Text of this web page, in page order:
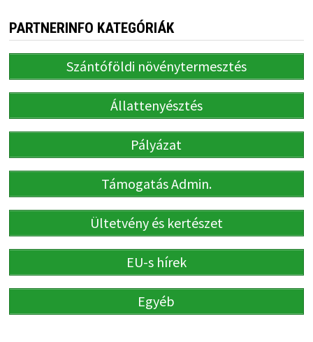
PARTNERINFO KATEGÓRIÁK
Szántóföldi növénytermesztés
Állattenyésztés
Pályázat
Támogatás Admin.
Ültetvény és kertészet
EU-s hírek
Egyéb